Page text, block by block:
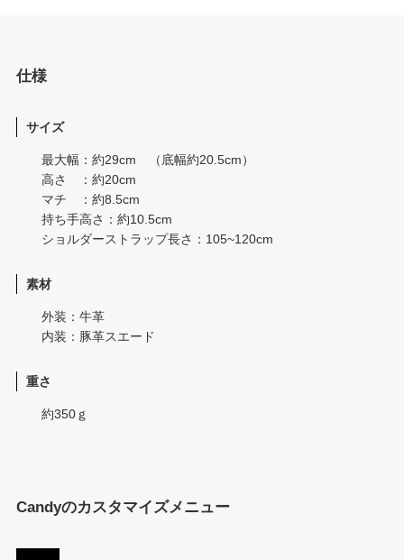
仕様
サイズ
最大幅：約29cm （底幅約20.5cm）
高さ ：約20cm
マチ ：約8.5cm
持ち手高さ：約10.5cm
ショルダーストラップ長さ：105~120cm
素材
外装：牛革
内装：豚革スエード
重さ
約350ｇ
Candyのカスタマイズメニュー